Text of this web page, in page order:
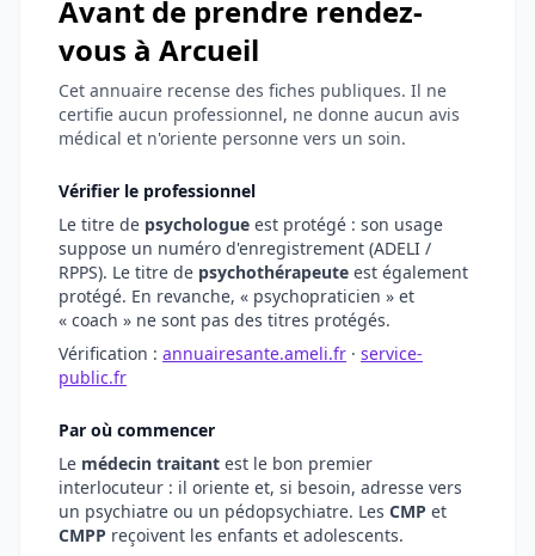
Avant de prendre rendez-
vous à Arcueil
Cet annuaire recense des fiches publiques. Il ne
certifie aucun professionnel, ne donne aucun avis
médical et n'oriente personne vers un soin.
Vérifier le professionnel
Le titre de psychologue est protégé : son usage
suppose un numéro d'enregistrement (ADELI /
RPPS). Le titre de psychothérapeute est également
protégé. En revanche, « psychopraticien » et
« coach » ne sont pas des titres protégés.
Vérification : annuairesante.ameli.fr · service-
public.fr
Par où commencer
Le médecin traitant est le bon premier
interlocuteur : il oriente et, si besoin, adresse vers
un psychiatre ou un pédopsychiatre. Les CMP et
CMPP reçoivent les enfants et adolescents.